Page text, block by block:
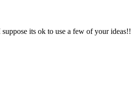
its ok to use a few of your ideas!!